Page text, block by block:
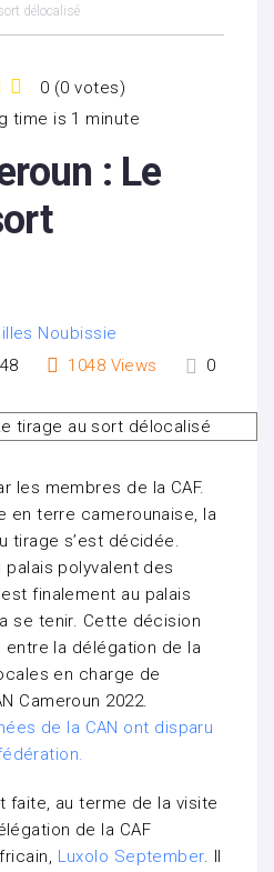
délocalisé
0 (0 votes)
time is 1 minute
: Le
Noubissie
1048 Views 0
les membres de la CAF.
en terre camerounaise, la
tirage s’est décidée.
palais polyvalent des
finalement au palais
se tenir. Cette décision
entre la délégation de la
en charge de
Cameroun 2022.
de la CAN ont disparu
faite, au terme de la visite
de la CAF
Luxolo September. Il